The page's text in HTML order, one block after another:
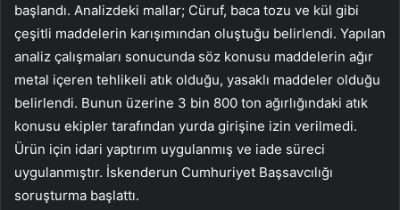
başlandı. Analizdeki mallar; Cüruf, baca tozu ve kül gibi
çeşitli maddelerin karışımından oluştuğu belirlendi. Yapılan
analiz çalışmaları sonucunda söz konusu maddelerin ağır
metal içeren tehlikeli atık olduğu, yasaklı maddeler olduğu
belirlendi. Bunun üzerine 3 bin 800 ton ağırlığındaki atık
konusu ekipler tarafından yurda girişine izin verilmedi.
Ürün için idari yaptırım uygulanmış ve iade süreci
uygulanmıştır. İskenderun Cumhuriyet Başsavcılığı
soruşturma başlattı.